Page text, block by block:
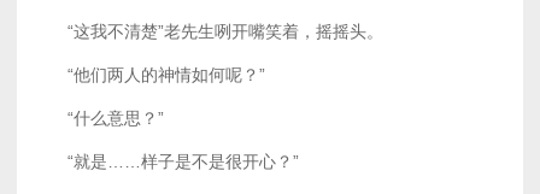
“这我不清楚”老先生咧开嘴笑着，摇摇头。
“他们两人的神情如何呢？”
“什么意思？”
“就是……样子是不是很开心？”